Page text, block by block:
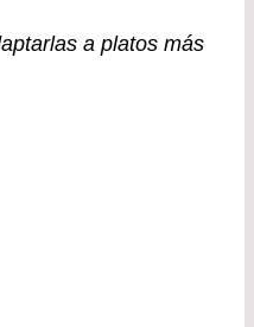
a platos más